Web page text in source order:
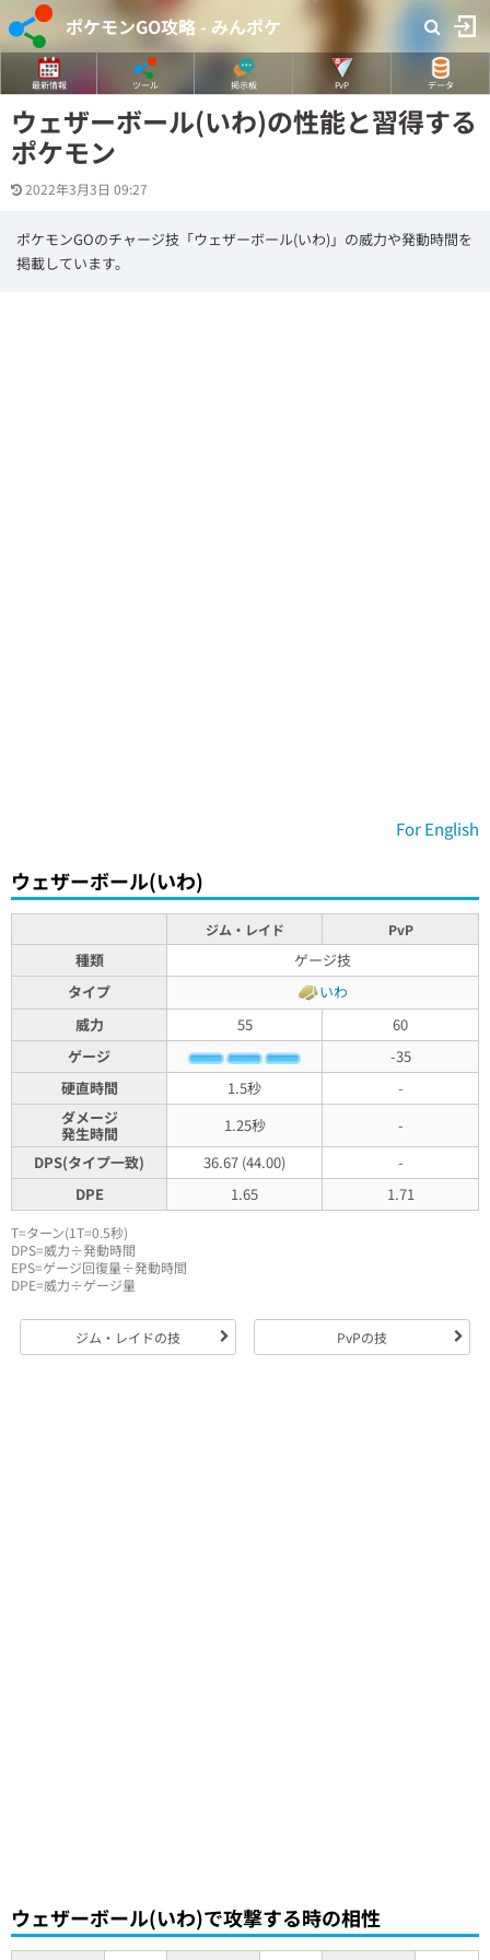
ポケモンGO攻略 - みんポケ
最新情報 ツール 掲示板 PvP データ
ウェザーボール(いわ)の性能と習得する
ポケモン
2022年3月3日 09:27
ポケモンGOのチャージ技「ウェザーボール(いわ)」の威力や発動時間を
掲載しています。
For English
ウェザーボール(いわ)
ジム・レイド PvP
種類
ゲージ技
タイプ
いわ
威力
55
60
ゲージ
-35
硬直時間
1.5秒
-
ダメージ
発生時間 1.25秒
-
DPS(タイプ一致)
36.67 (44.00)
-
DPE
1.65 1.71
T=ターン(1T=0.5秒)
DPS=威力÷発動時間
EPS=ゲージ回復量÷発動時間
DPE=威力÷ゲージ量
ジム・レイドの技 PvPの技
ウェザーボール(いわ)で攻撃する時の相性